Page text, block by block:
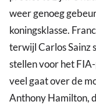
weer genoeg
koningsklasse.
terwijl Carlos Sainz
stellen voor het
veel gaat over de
Anthony Hamilton,